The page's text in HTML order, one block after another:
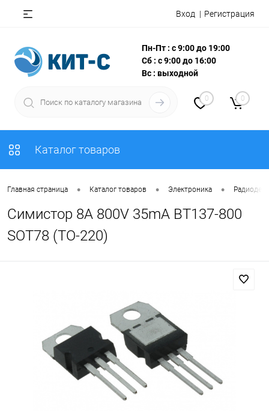
Вход Регистрация
Пн-Пт : с 9:00 до 19:00
Сб : с 9:00 до 16:00
Вс : выходной
0 0
Каталог товаров
Главная страница • Каталог товаров • Электроника •
Симистор 8A 800V 35mA BT137-800
SOT78 (TO-220)